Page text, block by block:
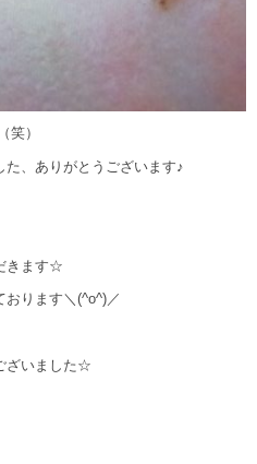
笑）
、ありがとうございます♪
きます☆
ります＼(^o^)／
ざいました☆